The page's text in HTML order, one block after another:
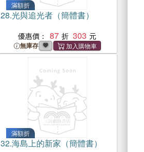
滿額折
28.光與追光者（簡體書）
優惠價： 87 303
無庫存
滿額折
32.海島上的新家（簡體書）